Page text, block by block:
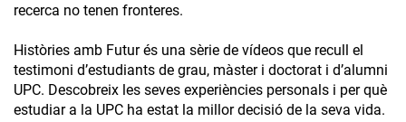
recerca no tenen fronteres.
Històries amb Futur és una sèrie de vídeos que recull el
testimoni d’estudiants de grau, màster i doctorat i d’alumni
UPC. Descobreix les seves experiències personals i per què
estudiar a la UPC ha estat la millor decisió de la seva vida.